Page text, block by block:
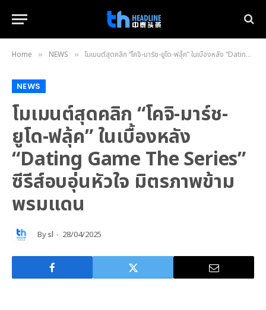
Home » NEWS » โมเมนต์สุดคลิก “โคจิ-มาร์ช-ยูโด-ฟลุ้ค” ในเบื้องหลัง “Dating Game The Series” ซีรีส์อบอุ่นหัวใจ มิตรภาพข้ามพรมแดน
NEWS
โมเมนต์สุดคลิก “โคจิ-มาร์ช-
ยูโด-ฟลุ้ค” ในเบื้องหลัง
“Dating Game The Series”
ซีรีส์อบอุ่นหัวใจ มิตรภาพข้าม
พรมแดน
Bysl 28/04/2025